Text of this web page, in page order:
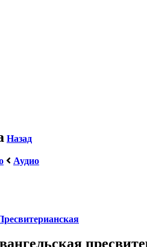
Назад
Аудио